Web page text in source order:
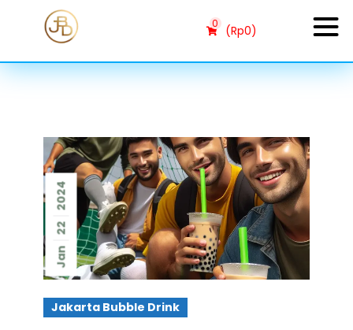
0 (Rp0)
Jan
22
2024
Jakarta Bubble Drink